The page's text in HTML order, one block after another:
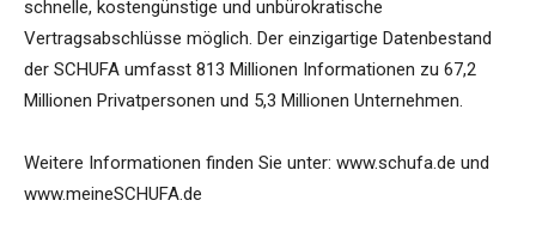
schnelle, kostengünstige und unbürokratische
Vertragsabschlüsse möglich. Der einzigartige Datenbestand
der SCHUFA umfasst 813 Millionen Informationen zu 67,2
Millionen Privatpersonen und 5,3 Millionen Unternehmen.
Weitere Informationen finden Sie unter: www.schufa.de und
www.meineSCHUFA.de